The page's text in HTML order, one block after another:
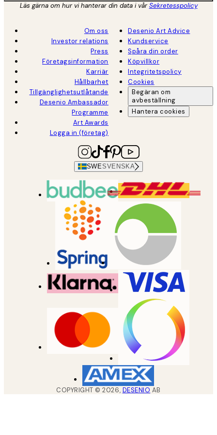
Läs gärna om hur vi hanterar din data i vårSekretesspolicy
Om oss
Investor relations
Press
Företagsinformation
Karriär
Hållbarhet
Tillgänglighetsutlåtande
Desenio Ambassador
Programme
Art Awards
Logga in (företag)
Desenio Art Advice
Kundservice
Spåra din order
Köpvillkor
Integritetspolicy
Cookies
Begäran om
avbeställning
Hantera cookies
SWESVENSKA
COPYRIGHT ©2026, DESENIO AB